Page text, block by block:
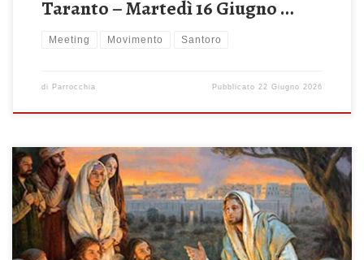
Taranto – Martedì 16 Giugno …
Meeting Movimento Santoro
di Parrocchia Pubblicato22 Giugno 2026
Domenica 21 Giugno 2026 – 12^ del Tempo Ordinario Non
abbiate paura di quelli che uccidono il corpo (Mt 10,26-33)
Celebrazione Sante Messe: ore 08:00 – 10:00 – 11:30 – 19:00